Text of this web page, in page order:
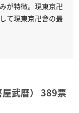
が特徴。現東京卍
て現東京卍會の最
武暦） 389票